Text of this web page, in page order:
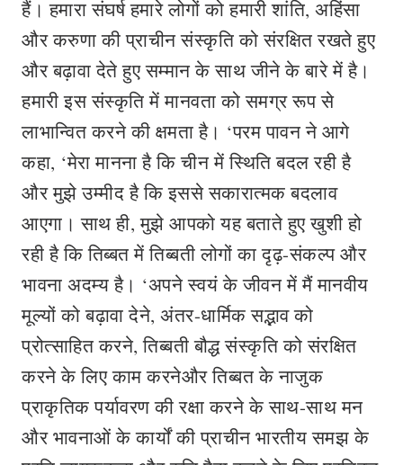
हैं। हमारा संघर्ष हमारे लोगों को हमारी शांति, अहिंसा
और करुणा की प्राचीन संस्कृति को संरक्षित रखते हुए
और बढ़ावा देते हुए सम्मान के साथ जीने के बारे में है।
हमारी इस संस्‍कृति में मानवता को समग्र रूप से
लाभान्वित करने की क्षमता है। ‘परम पावन ने आगे
कहा, ‘मेरा मानना है कि चीन में स्थिति बदल रही है
और मुझे उम्मीद है कि इससे सकारात्मक बदलाव
आएगा। साथ ही, मुझे आपको यह बताते हुए खुशी हो
रही है कि तिब्बत में तिब्बती लोगों का दृढ़-संकल्प और
भावना अदम्य है। ‘अपने स्वयं के जीवन में मैं मानवीय
मूल्यों को बढ़ावा देने, अंतर-धार्मिक सद्भाव को
प्रोत्साहित करने, तिब्बती बौद्ध संस्कृति को संरक्षित
करने के लिए काम करनेऔर तिब्बत के नाजुक
प्राकृतिक पर्यावरण की रक्षा करने के साथ-साथ मन
और भावनाओं के कार्यों की प्राचीन भारतीय समझ के